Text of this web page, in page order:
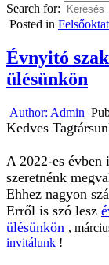
Search for:
Posted in
Évnyitó
ülésünkön
Author: Admin
Kedves
A 2022-es évben
szeretnénk
Ehhez nagyon
Erről is szó lesz
ülésünkön ,
invitálunk !